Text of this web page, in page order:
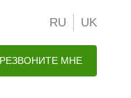
UK
RU
МНЕ